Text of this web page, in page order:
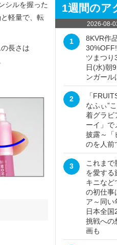
シルを握った
軽量で、転
長さは
1週間のア
2026-08-
1
8KVR作
ツまつり
日(水)朝
ンガール
2
「
なふぃ”
着グラビ
ーイ」で
披露～「
のを人前
3
これまで
を愛する
キニなど
の初仕事
ア～同い
日本全国
挑戦への
画も